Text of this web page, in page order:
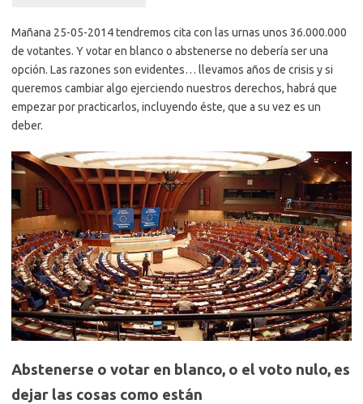
Mañana 25-05-2014 tendremos cita con las urnas unos 36.000.000
de votantes. Y votar en blanco o abstenerse no debería ser una
opción. Las razones son evidentes… llevamos años de crisis y si
queremos cambiar algo ejerciendo nuestros derechos, habrá que
empezar por practicarlos, incluyendo éste, que a su vez es un
deber.
Abstenerse o votar en blanco, o el voto nulo, es
dejar las cosas como están